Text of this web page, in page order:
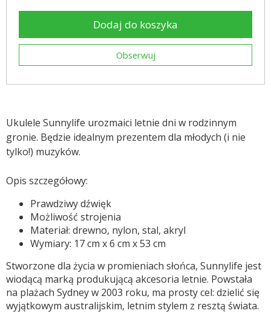
Dodaj do koszyka
Obserwuj
Ukulele Sunnylife urozmaici letnie dni w rodzinnym
gronie. Będzie idealnym prezentem dla młodych (i nie
tylko!) muzyków.
Opis szczegółowy:
Prawdziwy dźwięk
Możliwość strojenia
Materiał: drewno, nylon, stal, akryl
Wymiary: 17 cm x 6 cm x 53 cm
Stworzone dla życia w promieniach słońca, Sunnylife jest
wiodącą marką produkującą akcesoria letnie. Powstała
na plażach Sydney w 2003 roku, ma prosty cel: dzielić się
wyjątkowym australijskim, letnim stylem z resztą świata.